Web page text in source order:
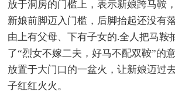
放于洞房的门槛上，表示新娘跨马鞍
新娘前脚迈入门槛，后脚抬起还没有
由上有父母、下有子女的.全人把马鞍
了“烈女不嫁二夫，好马不配双鞍”的
放置于大门口的一盆火，让新娘迈过
子红红火火。